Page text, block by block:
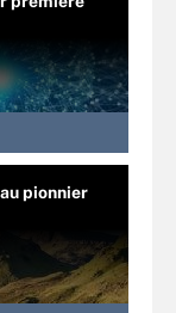
pionnier